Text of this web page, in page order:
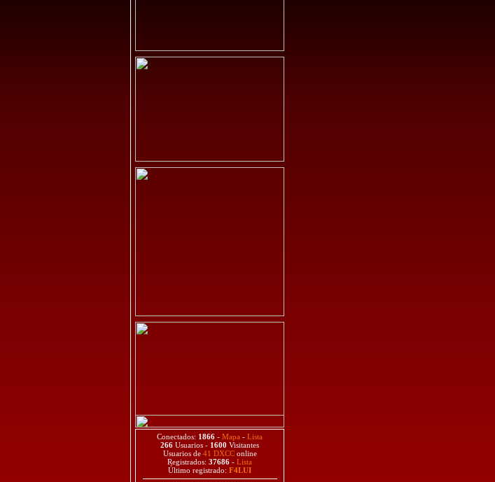
Conectados: 1866 - Mapa - Lista
266 Usuarios - 1600 Visitantes
Usuarios de 41 DXCConline
Registrados: 37686 - Lista
Último registrado: F4LUI